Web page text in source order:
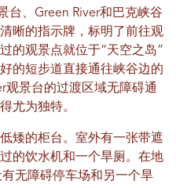
、Green River和巴克峡谷
晰的指示牌，标明了前往观
的观景点就位于“天空之岛”
的短步道直接通往峡谷边的
景台的过渡区域无障碍通
尤为独特。
矮的柜台。室外有一张带遮
的饮水机和一个旱厕。在地
无障碍停车场和另一个旱